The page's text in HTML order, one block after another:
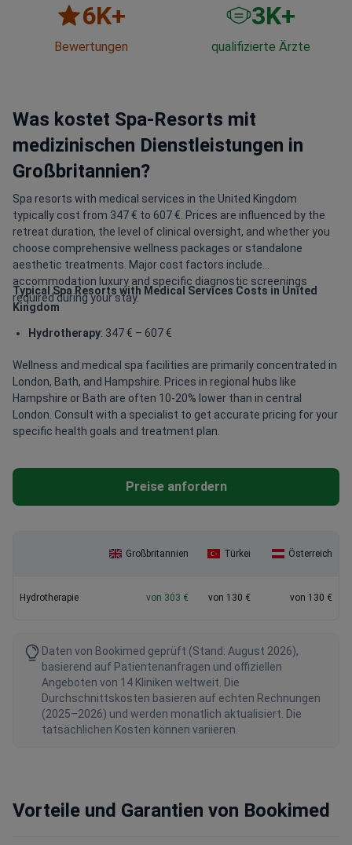
6K+
Bewertungen
3K+
qualifizierte Ärzte
Was kostet Spa-Resorts mit
medizinischen Dienstleistungen in
Großbritannien?
Spa resorts with medical services in the United Kingdom
typically cost from 347 € to 607 €. Prices are influenced by the
retreat duration, the level of clinical oversight, and whether you
choose comprehensive wellness packages or standalone
aesthetic treatments. Major cost factors include
accommodation luxury and specific diagnostic screenings
required during your stay.
Typical Spa Resorts with Medical Services Costs in United
Kingdom
Hydrotherapy: 347 € – 607 €
Wellness and medical spa facilities are primarily concentrated in
London, Bath, and Hampshire. Prices in regional hubs like
Hampshire or Bath are often 10-20% lower than in central
London. Consult with a specialist to get accurate pricing for your
specific health goals and treatment plan.
Preise anfordern
Großbritannien Türkei Österreich
Hydrotherapie von 303 € von 130 € von 130 €
Daten von Bookimed geprüft (Stand: August 2026),
basierend auf Patientenanfragen und offiziellen
Angeboten von 14 Kliniken weltweit. Die
Durchschnittskosten basieren auf echten Rechnungen
(2025–2026) und werden monatlich aktualisiert. Die
tatsächlichen Kosten können variieren.
Vorteile und Garantien von Bookimed